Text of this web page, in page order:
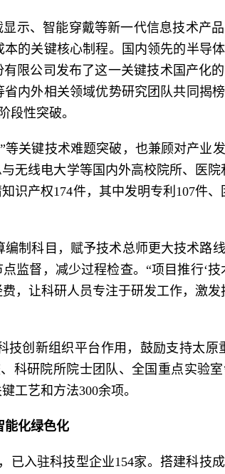
示、智能穿戴等新一代信息技术产
的关键核心制程。国内领先的半导
限公司发布了这一关键技术国产化
内外相关领域优势研究团队共同揭
段性突破。
关键技术难题突破，也兼顾对产业
无线电大学等国内外高校院所、医
识产权174件，其中发明专利107件
制科目，赋予技术总师更大技术路
监督，减少过程检查。“项目推行‘
，让科研人员专注于研发工作，激
技创新组织平台作用，鼓励支持太原
科研院所院士团队、全国重点实验
工艺和方法300余项。
能化绿色化
已入驻科技型企业154家。搭建科技